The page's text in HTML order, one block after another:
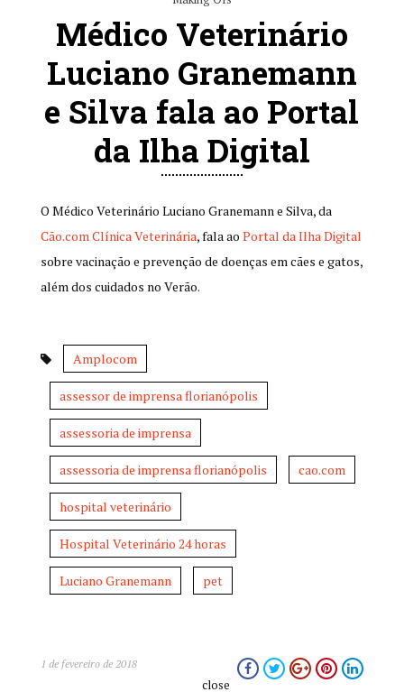
Médico Veterinário
Luciano Granemann
e Silva fala ao Portal
da Ilha Digital
O Médico Veterinário Luciano Granemann e Silva, da
Cão.com Clínica Veterinária, fala ao Portal da Ilha Digital
sobre vacinação e prevenção de doenças em cães e gatos,
além dos cuidados no Verão.
Amplocom
assessor de imprensa florianópolis
assessoria de imprensa
assessoria de imprensa florianópolis cao.com
hospital veterinário
Hospital Veterinário 24 horas
Luciano Granemann pet
1 de fevereiro de 2018
close